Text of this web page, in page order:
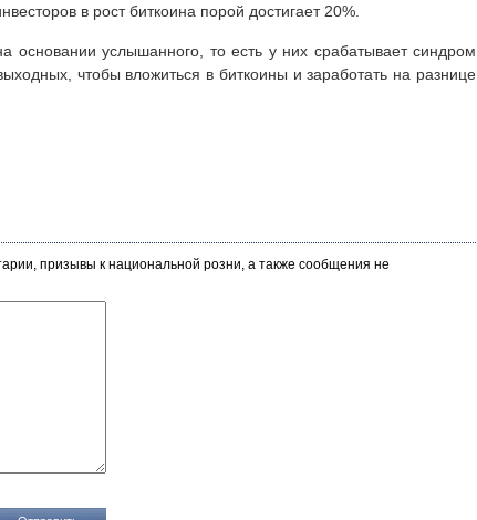
в рост биткоина порой достигает 20%.
основании услышанного, то есть у них срабатывает синдром
чтобы вложиться в биткоины и заработать на разнице
призывы к национальной розни, а также сообщения не